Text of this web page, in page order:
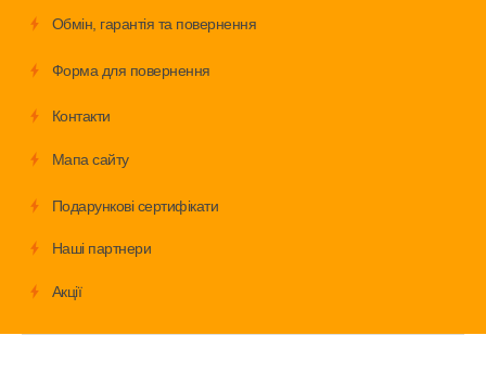
Обмiн, гарантія та повернення
Форма для повернення
Контакти
Мапа сайту
Подарункові сертифікати
Наші партнери
Акції